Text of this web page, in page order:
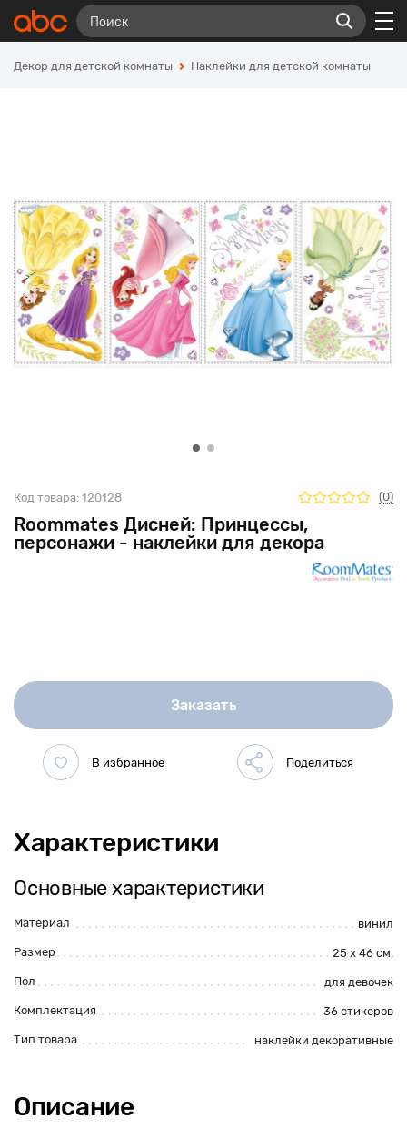
Декор для детской комнаты Наклейки для детской комнаты
Roommates Дисней: Принцессы,
персонажи - наклейки для декора
Код товара: 120128 (0)
Заказать
Характеристики
Основные характеристики
Материал винил
Размер 25 х 46 см.
Пол для девочек
Комплектация 36 стикеров
Тип товара наклейки декоративные
Описание